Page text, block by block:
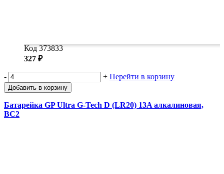
Код 373833
327 ₽
- + Перейти в корзину
Добавить в корзину
Батарейка GP Ultra G-Tech D (LR20) 13A алкалиновая,
BC2